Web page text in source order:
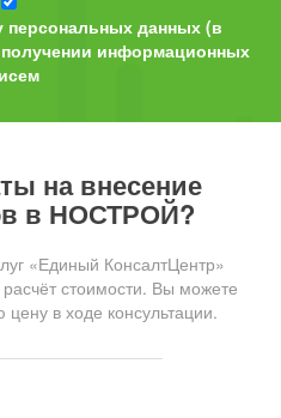
персональных данных (в
информационных
на внесение
в НОСТРОЙ?
«Единый КонсалтЦентр»
стоимости. Вы можете
цену в ходе консультации.